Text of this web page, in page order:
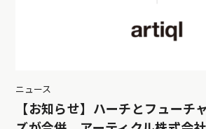
ニュース
【お知らせ】ハーチとフューチ